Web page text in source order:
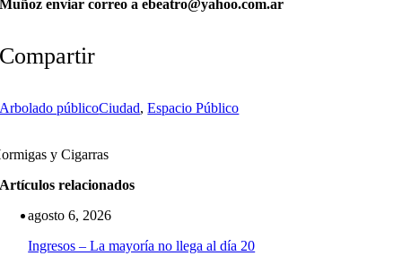
Muñoz enviar correo a ebeatro@yahoo.com.ar
Compartir
Arbolado públicoCiudad,Espacio Público
y Cigarras
Artículos relacionados
agosto 6, 2026
Ingresos – La mayoría no llega al día 20